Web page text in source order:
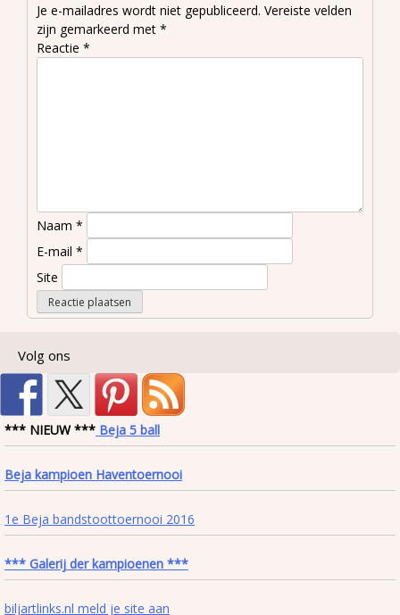
Je e-mailadres wordt niet gepubliceerd. Vereiste velden
zijn gemarkeerd met *
Reactie *
Naam *
E-mail *
Site
Volg ons
*** NIEUW *** Beja 5 ball
Beja kampioen Haventoernooi
1e Beja bandstoottoernooi 2016
*** Galerij der kampioenen ***
biljartlinks.nl meld je site aan